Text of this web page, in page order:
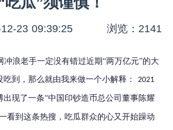
23 09:39:25 浏览：2141
冲浪老手一定没有错过近期“两万亿元”的大
吃到，那么就由我来做一个小解释：2021
出现了一条“中国印钞造币总公司董事陈耀
看到这条热搜，吃瓜群众的心又开始躁动